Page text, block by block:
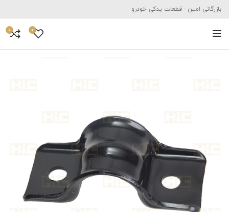
بازرگانی امین - قطعات یدکی خودرو
0
0